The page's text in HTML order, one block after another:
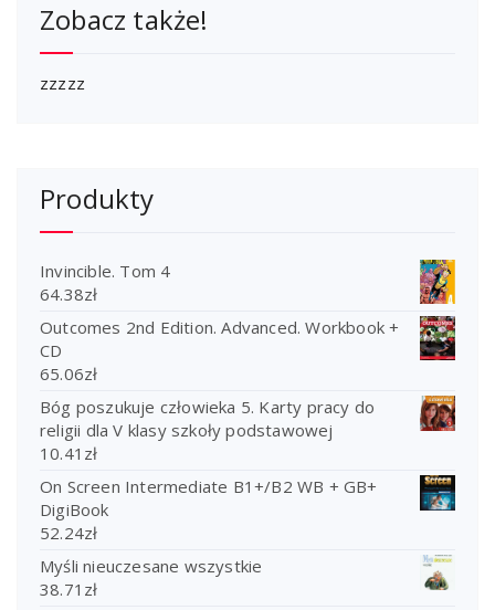
Zobacz także!
zzzzz
Produkty
Invincible. Tom 4
64.38zł
Outcomes 2nd Edition. Advanced. Workbook +
CD
65.06zł
Bóg poszukuje człowieka 5. Karty pracy do
religii dla V klasy szkoły podstawowej
10.41 zł
On Screen Intermediate B1+/B2 WB + GB+
DigiBook
52.24zł
Myśli nieuczesane wszystkie
38.71 zł